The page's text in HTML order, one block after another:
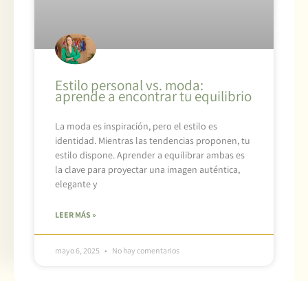
Estilo personal vs. moda:
aprende a encontrar tu equilibrio
La moda es inspiración, pero el estilo es
identidad. Mientras las tendencias proponen, tu
estilo dispone. Aprender a equilibrar ambas es
la clave para proyectar una imagen auténtica,
elegante y
LEER MÁS »
mayo 6, 2025 No hay comentarios